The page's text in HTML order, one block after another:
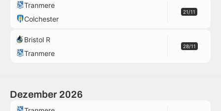
Tranmere
Colchester
21/11
Bristol R
Tranmere
28/11
Dezember 2026